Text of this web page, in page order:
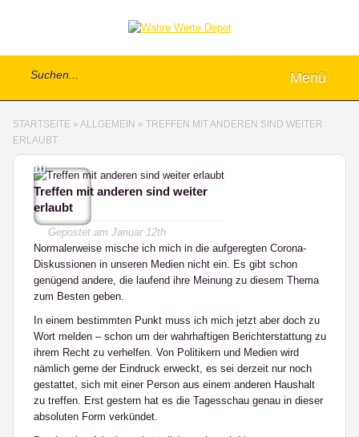
Menü
STARTSEITE » ALLGEMEIN » TREFFEN MIT ANDEREN SIND WEITER
ERLAUBT
10
Treffen mit anderen sind weiter
erlaubt
Gepostet am Januar 12th
Normalerweise mische ich mich in die aufgeregten Corona-
Diskussionen in unseren Medien nicht ein. Es gibt schon
genügend andere, die laufend ihre Meinung zu diesem Thema
zum Besten geben.
In einem bestimmten Punkt muss ich mich jetzt aber doch zu
Wort melden – schon um der wahrhaftigen Berichterstattung zu
ihrem Recht zu verhelfen. Von Politikern und Medien wird
nämlich gerne der Eindruck erweckt, es sei derzeit nur noch
gestattet, sich mit einerPerson aus einem anderen Haushalt
zu treffen. Erst gestern hat es die Tagesschau genau in dieser
absoluten Form verkündet.